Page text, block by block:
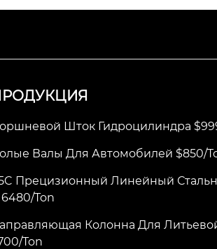
Шток Гидроцилиндра
Валы Для Автомобилей $850/
Прецизионный Линейный
6480/ton
Колонна Для
ton